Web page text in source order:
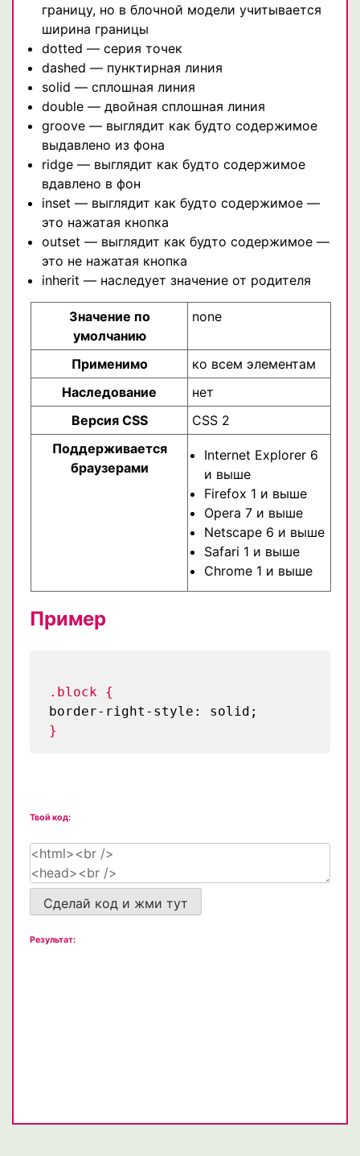
границу, но в блочной модели учитывается
ширина границы
dotted — серия точек
dashed — пунктирная линия
solid — сплошная линия
double — двойная сплошная линия
groove — выглядит как будто содержимое
выдавлено из фона
ridge — выглядит как будто содержимое
вдавлено в фон
inset — выглядит как будто содержимое —
это нажатая кнопка
outset — выглядит как будто содержимое —
это не нажатая кнопка
inherit — наследует значение от родителя
Значение по
умолчанию
none
Применимо
ко всем элементам
Наследование
нет
Версия CSS
CSS 2
Поддерживается
браузерами
Internet Explorer 6
и выше
Firefox 1 и выше
Opera 7 и выше
Netscape 6 и выше
Safari 1 и выше
Chrome 1 и выше
Пример
.block {
border-right-style: solid;
}
Твой код:
Сделай код и жми тут
Результат: